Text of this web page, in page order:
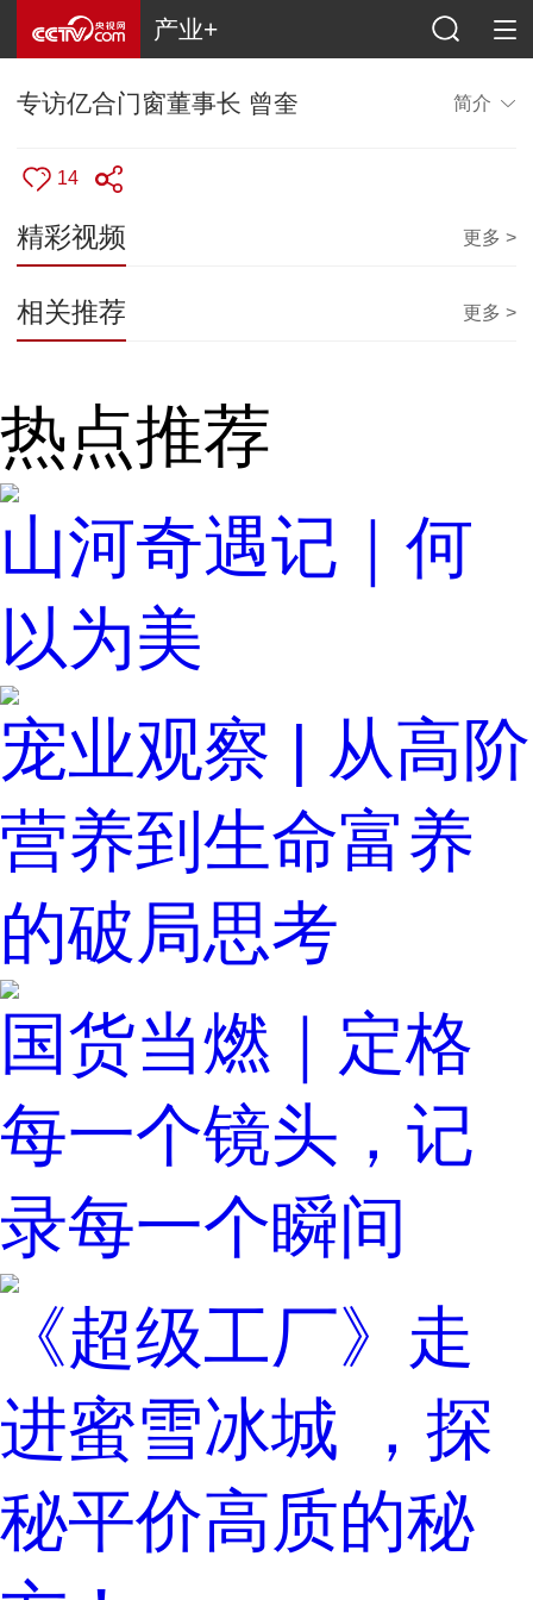
产业+
专访亿合门窗董事长 曾奎 简介
14
精彩视频 更多 >
相关推荐 更多 >
热点推荐
山河奇遇记｜何
以为美
宠业观察 | 从高阶
营养到生命富养
的破局思考
国货当燃｜定格
每一个镜头，记
录每一个瞬间
《超级工厂》走
进蜜雪冰城 ，探
秘平价高质的秘